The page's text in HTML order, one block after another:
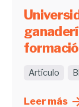
Artículo
Leer más